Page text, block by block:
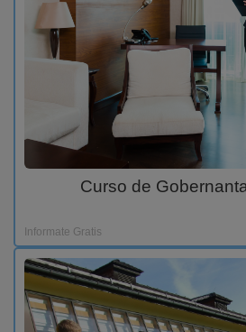
Curso de
Informate Gratis